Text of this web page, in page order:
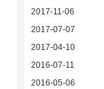
2017-11-06
2017-07-07
2017-04-10
2016-07-11
2016-05-06